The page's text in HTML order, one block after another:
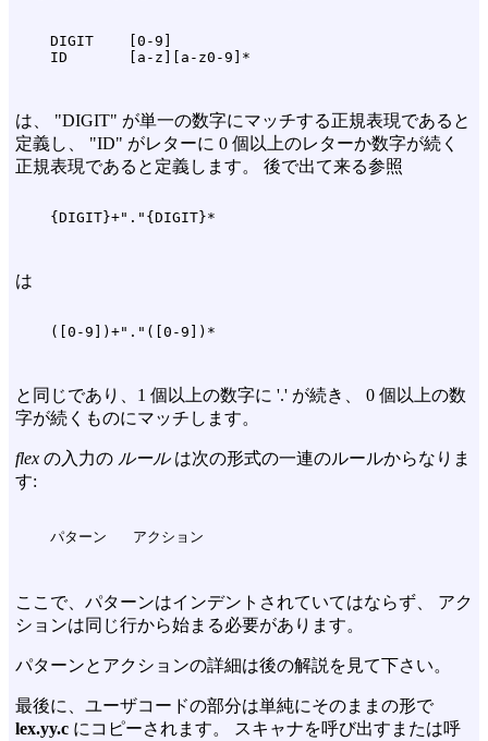
    DIGIT    [0-9]
は、 "DIGIT" が単一の数字にマッチする正規表現であると
定義し、 "ID" がレターに 0 個以上のレターか数字が続く
正規表現であると定義します。 後で出て来る参照
は
と同じであり、1 個以上の数字に '.' が続き、 0 個以上の数
字が続くものにマッチします。
flex の入力の ルールは次の形式の一連のルールからなりま
す:
ここで、パターンはインデントされていてはならず、 アク
ションは同じ行から始まる必要があります。
パターンとアクションの詳細は後の解説を見て下さい。
最後に、ユーザコードの部分は単純にそのままの形で
lex.yy.c にコピーされます。 スキャナを呼び出すまたは呼